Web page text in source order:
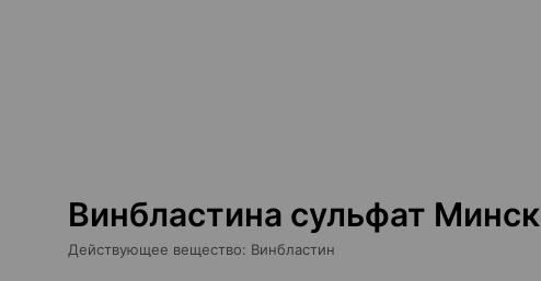
Винбластина сульфат Минск
Действующее вещество: Винбластин